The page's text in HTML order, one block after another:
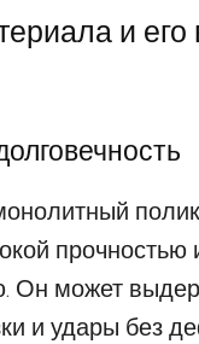
и
прочностью
Он может
и удары без